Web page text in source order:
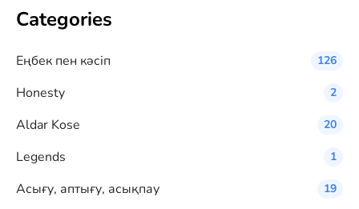
Categories
Eңбек пен кәсіп 126
Honesty 2
Aldar Kose 20
Legends 1
Асығу, аптығу, асықпау 19